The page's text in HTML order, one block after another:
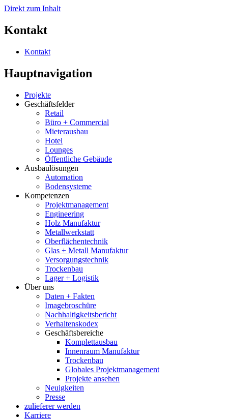
Direkt zum Inhalt
Kontakt
Kontakt
Hauptnavigation
Projekte
Geschäftsfelder
Retail
Büro + Commercial
Mieterausbau
Hotel
Lounges
Öffentliche Gebäude
Ausbaulösungen
Automation
Bodensysteme
Kompetenzen
Projektmanagement
Engineering
Holz Manufaktur
Metallwerkstatt
Oberflächentechnik
Glas + Metall Manufaktur
Versorgungstechnik
Trockenbau
Lager + Logistik
Über uns
Daten + Fakten
Imagebroschüre
Nachhaltigkeitsbericht
Verhaltenskodex
Geschäftsbereiche
Komplettausbau
Innenraum Manufaktur
Trockenbau
Globales Projektmanagement
Projekte ansehen
Neuigkeiten
Presse
zulieferer werden
Karriere